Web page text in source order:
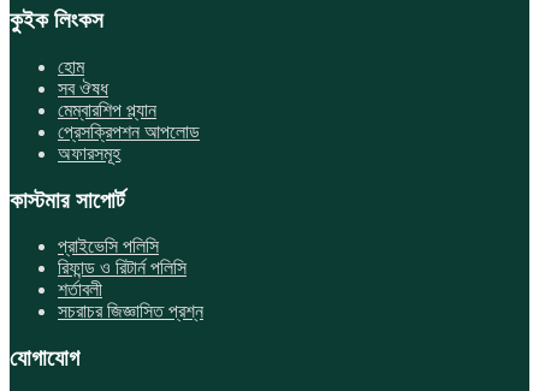
কুইক লিংকস
হোম
সব ঔষধ
মেম্বারশিপ প্ল্যান
প্রেসক্রিপশন আপলোড
অফারসমূহ
কাস্টমার সাপোর্ট
প্রাইভেসি পলিসি
রিফান্ড ও রিটার্ন পলিসি
শর্তাবলী
সচরাচর জিজ্ঞাসিত প্রশ্ন
যোগাযোগ